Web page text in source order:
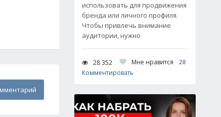
использовать для продвижения
бренда или личного профиля.
Чтобы привлечь внимание
аудитории, нужно
28 352 Мне нравится
28
Комментировать